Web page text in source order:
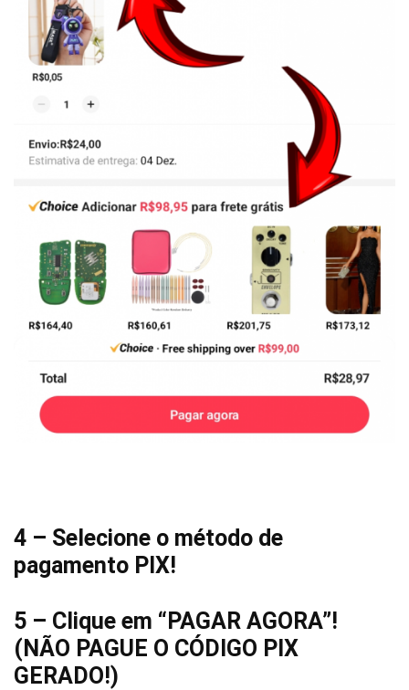
4 – Selecione o método de
pagamento PIX!
5 – Clique em “PAGAR AGORA”!
(NÃO PAGUE O CÓDIGO PIX
GERADO!)